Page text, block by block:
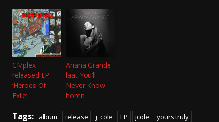
CMplex
released EP
‘Heroes Of
Exile’
Ariana Grande
laat You’ll
Never Know
horen
Tags: album release j. cole EP jcole yours truly